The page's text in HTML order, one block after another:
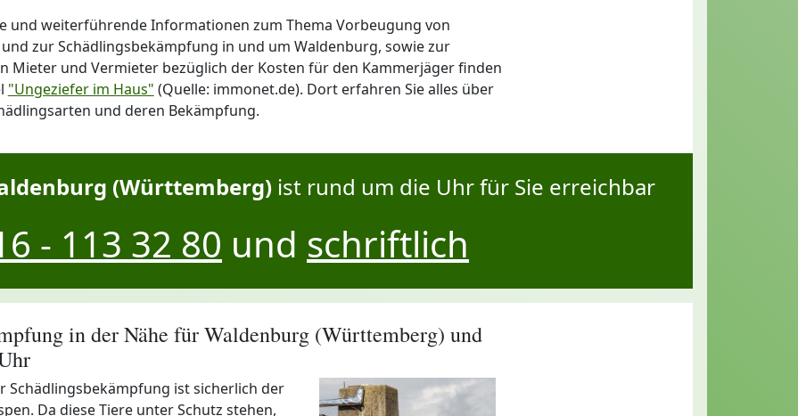
und weiterführende Informationen zum Thema Vorbeugung von
zur Schädlingsbekämpfung in und um Waldenburg, sowie zur
Mieter und Vermieter bezüglich der Kosten für den Kammerjäger finden
"Ungeziefer im Haus" (Quelle: immonet.de). Dort erfahren Sie alles über
und deren Bekämpfung.
(Württemberg) ist rund um die Uhr für Sie erreichbar
- 113 32 80 und schriftlich
in der Nähe für Waldenburg (Württemberg) und
Schädlingsbekämpfung ist sicherlich der
Da diese Tiere unter Schutz stehen,